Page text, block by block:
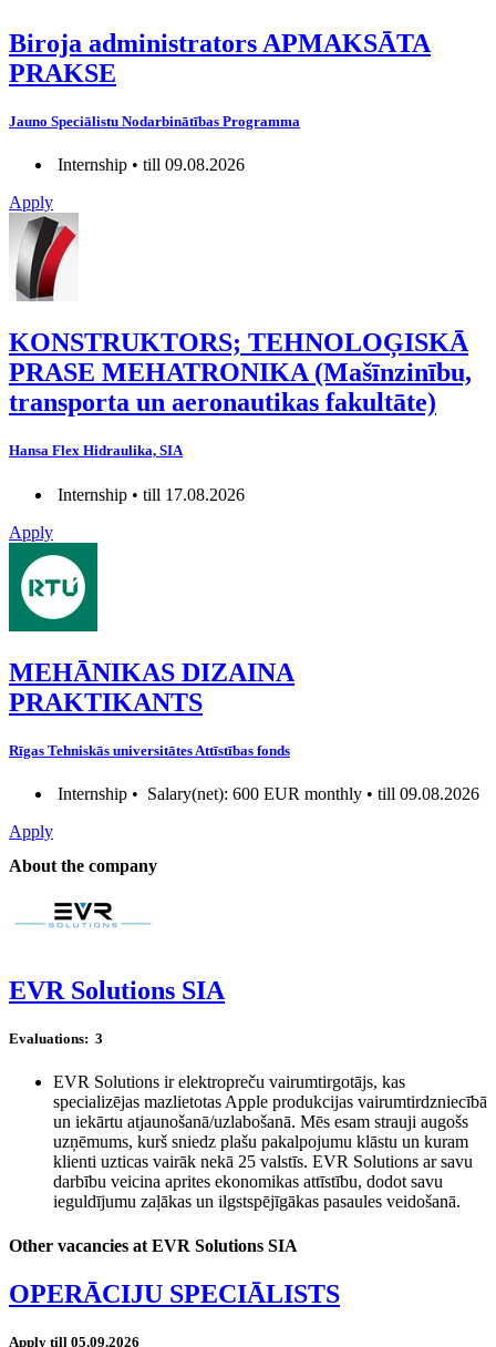
Biroja administrators APMAKSĀTA
PRAKSE
Jauno Speciālistu Nodarbinātības Programma
Internship • till 09.08.2026
Apply
KONSTRUKTORS; TEHNOLOĢISKĀ
PRASE MEHATRONIKA (Mašīnzinību,
transporta un aeronautikas fakultāte)
Hansa Flex Hidraulika, SIA
Internship • till 17.08.2026
Apply
MEHĀNIKAS DIZAINA
PRAKTIKANTS
Rīgas Tehniskās universitātes Attīstības fonds
Internship • Salary(net): 600 EUR monthly • till 09.08.2026
Apply
About the company
EVR Solutions SIA
Evaluations: 3
EVR Solutions ir elektropreču vairumtirgotājs, kas
specializējas mazlietotas Apple produkcijas vairumtirdzniecībā
un iekārtu atjaunošanā/uzlabošanā. Mēs esam strauji augošs
uzņēmums, kurš sniedz plašu pakalpojumu klāstu un kuram
klienti uzticas vairāk nekā 25 valstīs. EVR Solutions ar savu
darbību veicina aprites ekonomikas attīstību, dodot savu
ieguldījumu zaļākas un ilgstspējīgākas pasaules veidošanā.
Other vacancies at EVR Solutions SIA
OPERĀCIJU SPECIĀLISTS
Apply till 05.09.2026